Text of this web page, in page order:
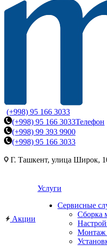
(+998) 95 166 3033
(+998) 95 166 3033Телефон
(+998) 99 393 9900
(+998) 95 166 3033
Г. Ташкент, улица Широк,
Акции
Услуги
Сервисные
Сборка
Монтаж